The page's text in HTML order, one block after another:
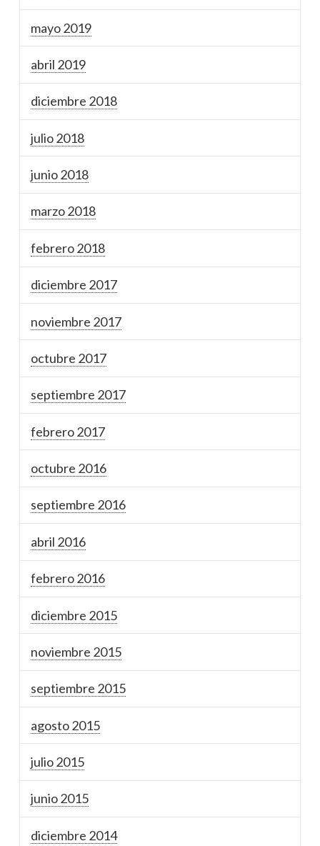
mayo 2019
abril 2019
diciembre 2018
julio 2018
junio 2018
marzo 2018
febrero 2018
diciembre 2017
noviembre 2017
octubre 2017
septiembre 2017
febrero 2017
octubre 2016
septiembre 2016
abril 2016
febrero 2016
diciembre 2015
noviembre 2015
septiembre 2015
agosto 2015
julio 2015
junio 2015
diciembre 2014